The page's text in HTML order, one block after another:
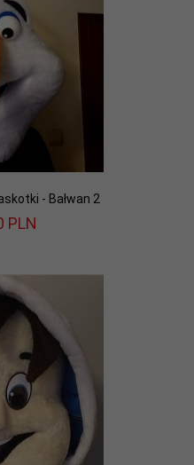
- Bałwan 2
PLN